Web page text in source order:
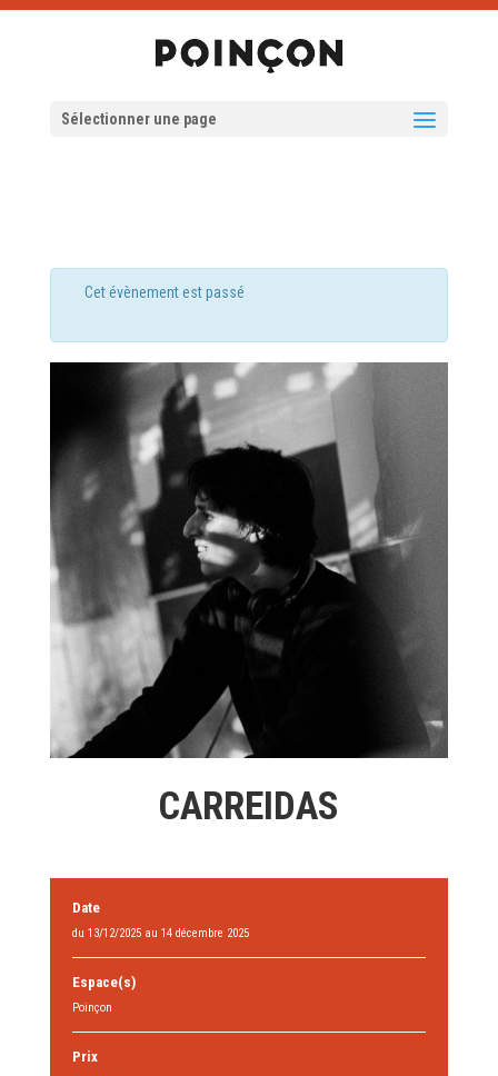
Sélectionner une page
Cet évènement est passé
CARREIDAS
Date
du 13/12/2025 au 14 décembre 2025
Espace(s)
Poinçon
Prix